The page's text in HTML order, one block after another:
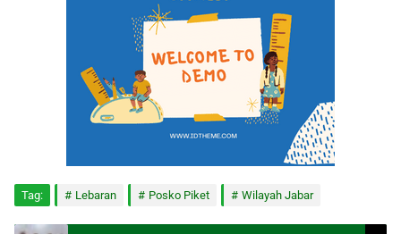
Tag: Lebaran Posko Piket Wilayah Jabar